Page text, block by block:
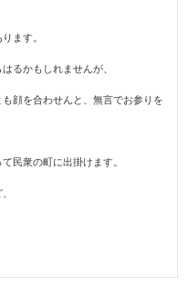
ます。
るかもしれませんが、
顔を合わせんと、無言でお参りを
民衆の町に出掛けます。